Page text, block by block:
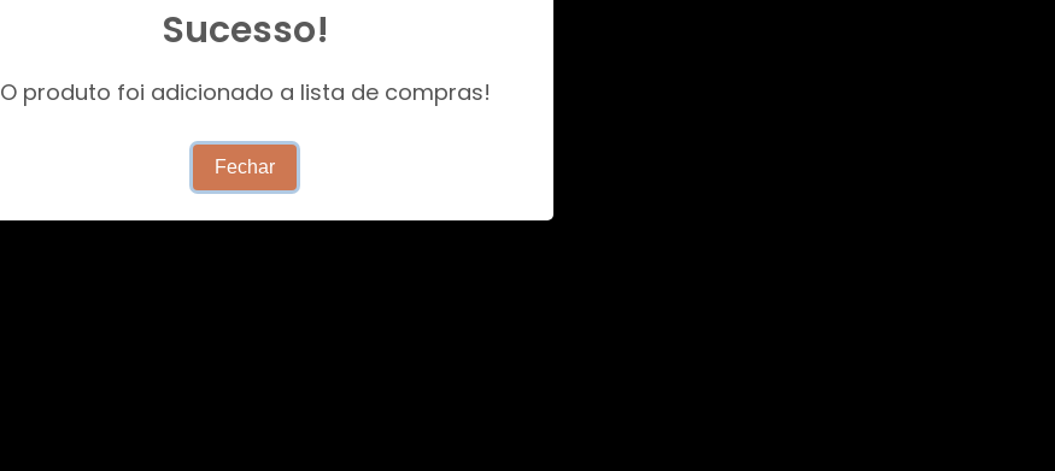
Sucesso!
O produto foi adicionado a lista de compras!
Fechar